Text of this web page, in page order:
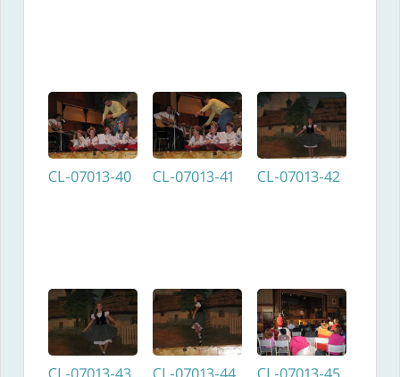
CL-07013-40 CL-07013-41 CL-07013-42